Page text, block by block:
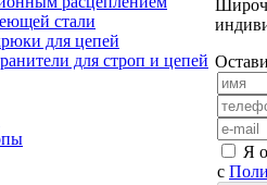
стали
для цепей
для строп и цепей
Я
с